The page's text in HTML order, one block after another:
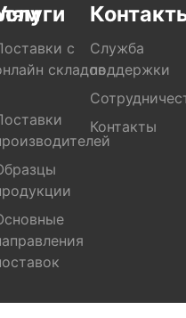
с
складов
Служба
поддержки
Контакты